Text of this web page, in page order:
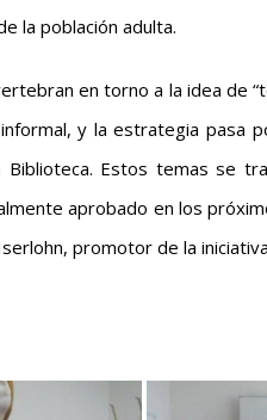
la población adulta.
en torno a la idea de
y la estrategia pasa
Estos temas se
aprobado en los
promotor de la